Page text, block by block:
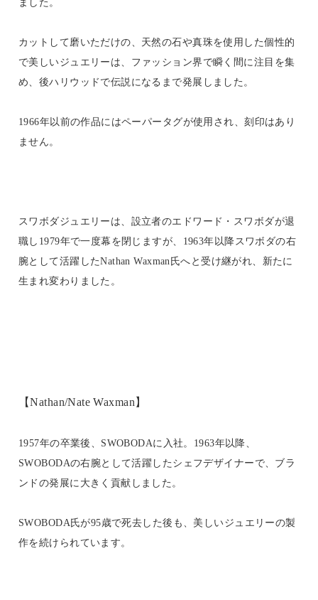
ました。
カットして磨いただけの、天然の石や真珠を使用した個性的
で美しいジュエリーは、ファッション界で瞬く間に注目を集
め、後ハリウッドで伝説になるまで発展しました。
1966年以前の作品にはペーパータグが使用され、刻印はあり
ません。
スワボダジュエリーは、設立者のエドワード・スワボダが退
職し1979年で一度幕を閉じますが、1963年以降スワボダの右
腕として活躍したNathan Waxman氏へと受け継がれ、新たに
生まれ変わりました。
【Nathan/Nate Waxman】
1957年の卒業後、SWOBODAに入社。1963年以降、
SWOBODAの右腕として活躍したシェフデザイナーで、ブラ
ンドの発展に大きく貢献しました。
SWOBODA氏が95歳で死去した後も、美しいジュエリーの製
作を続けられています。